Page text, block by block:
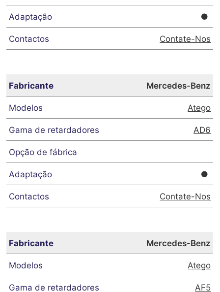
Contate-Nos
Mercedes-Benz
Atego
AD6
Contate-Nos
Mercedes-Benz
Atego
AF5